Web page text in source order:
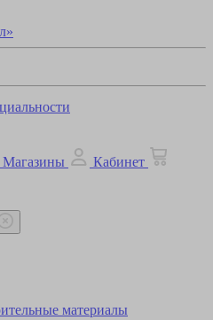
Магазины
Кабинет
материалы